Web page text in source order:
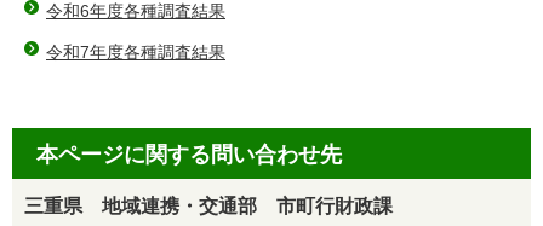
令和6年度各種調査結果
令和7年度各種調査結果
本ページに関する問い合わせ先
三重県 地域連携・交通部 市町行財政課